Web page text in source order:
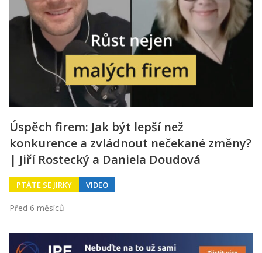
Úspěch firem: Jak být lepší než
konkurence a zvládnout nečekané změny?
| Jiří Rostecký a Daniela Doudová
PTÁTE SE JIRKY VIDEO
Před 6 měsíců